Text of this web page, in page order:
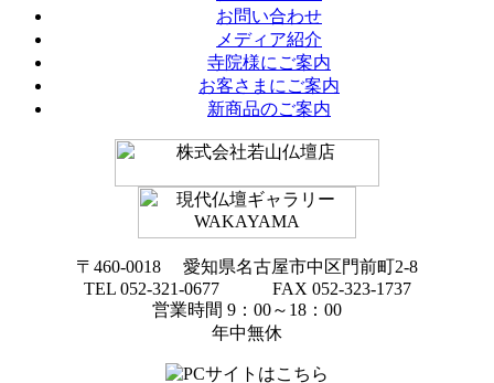
お問い合わせ
メディア紹介
寺院様にご案内
お客さまにご案内
新商品のご案内
〒460-0018 愛知県名古屋市中区門前町2-8
TEL 052-321-0677 FAX 052-323-1737
営業時間 9：00～18：00
年中無休